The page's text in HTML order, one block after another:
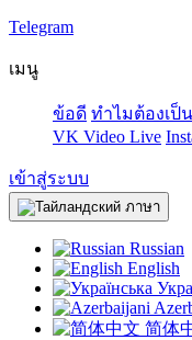
Telegram
เมนู
ข้อดี ทำไมต้องเป็น
VK Video Live
เข้าสู่ระบบ
ภาษา
Russian
English
简体